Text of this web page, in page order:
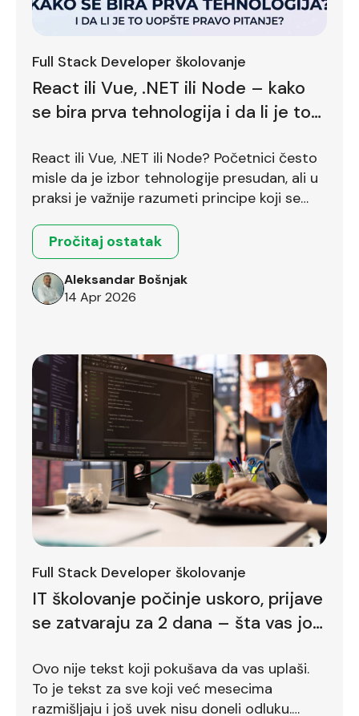
Full Stack Developer školovanje
React ili Vue, .NET ili Node – kako
se bira prva tehnologija i da li je to
React ili Vue, .NET ili Node? Početnici često
misle da je izbor tehnologije presudan, ali u
praksi je važnije razumeti principe koji se
Pročitaj ostatak
Aleksandar Bošnjak
14 Apr 2026
Full Stack Developer školovanje
IT školovanje počinje uskoro, prijave
se zatvaraju za 2 dana – šta vas još
Ovo nije tekst koji pokušava da vas uplaši.
To je tekst za sve koji već mesecima
razmišljaju i još uvek nisu doneli odluku.